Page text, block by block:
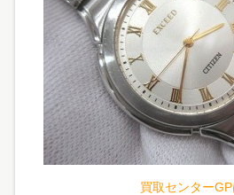
買取センターGP